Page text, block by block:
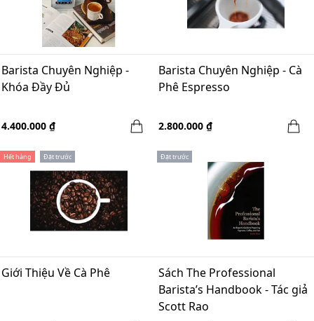
Barista Chuyên Nghiệp -
Khóa Đầy Đủ
4.400.000 ₫
Barista Chuyên Nghiệp - Cà
Phê Espresso
2.800.000 ₫
Hết hàng Đặt trước
Giới Thiệu Về Cà Phê
Đặt trước
Sách The Professional
Barista’s Handbook - Tác giả
Scott Rao